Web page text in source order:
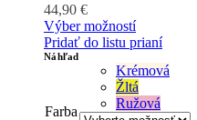
44,90 €
Výber možností
Pridať do listu prianí
Náhľad
Farba
Krémová
Žltá
Ružová